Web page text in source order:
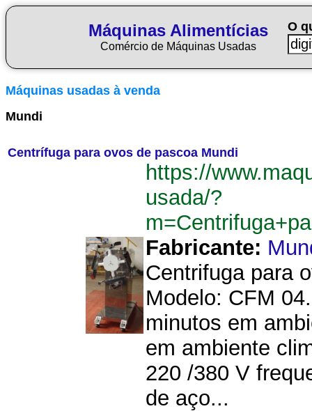
Máquinas Alimentícias
Comércio de Máquinas Usadas
O
Máquinas usadas à venda
Mundi
Centrífuga para ovos de pascoa Mundi
https://
usada/?
Fabricante:
Centrifuga para
Modelo: CFM
minutos em
em ambiente
220 /380 V
de aço...